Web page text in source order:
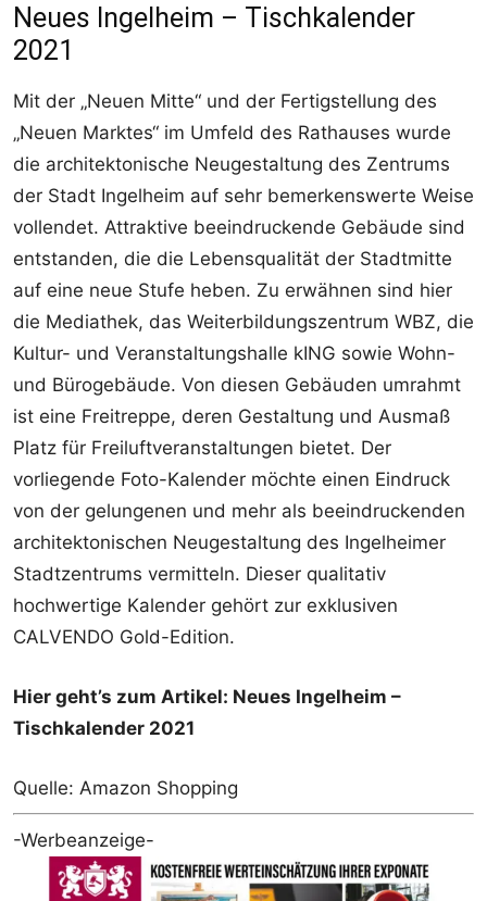
Neues Ingelheim – Tischkalender
2021
Mit der „Neuen Mitte“ und der Fertigstellung des
„Neuen Marktes“ im Umfeld des Rathauses wurde
die architektonische Neugestaltung des Zentrums
der Stadt Ingelheim auf sehr bemerkenswerte Weise
vollendet. Attraktive beeindruckende Gebäude sind
entstanden, die die Lebensqualität der Stadtmitte
auf eine neue Stufe heben. Zu erwähnen sind hier
die Mediathek, das Weiterbildungszentrum WBZ, die
Kultur- und Veranstaltungshalle kING sowie Wohn-
und Bürogebäude. Von diesen Gebäuden umrahmt
ist eine Freitreppe, deren Gestaltung und Ausmaß
Platz für Freiluftveranstaltungen bietet. Der
vorliegende Foto-Kalender möchte einen Eindruck
von der gelungenen und mehr als beeindruckenden
architektonischen Neugestaltung des Ingelheimer
Stadtzentrums vermitteln. Dieser qualitativ
hochwertige Kalender gehört zur exklusiven
CALVENDO Gold-Edition.
Hier geht’s zum Artikel: Neues Ingelheim –
Tischkalender 2021
Quelle: Amazon Shopping
-Werbeanzeige-